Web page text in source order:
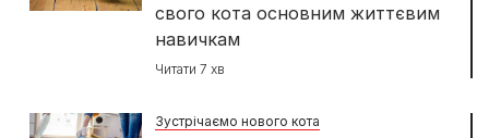
свого кота основним життєвим
навичкам
Читати 7 хв
Зустрічаємо нового кота